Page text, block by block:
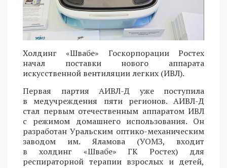
Холдинг «Швабе» Госкорпорации Ростех
начал поставки нового аппарата
искусственной вентиляции легких (ИВЛ).
Первая партия АИВЛ-Д уже поступила
в медучреждения пяти регионов. АИВЛ-Д
стал первым отечественным аппаратом ИВЛ
с режимом домашнего использования. Он
разработан Уральским оптико-механическим
заводом им. Яламова (УОМЗ, входит
в холдинг «Швабе» ГК Ростех) для
респираторной терапии взрослых и детей,